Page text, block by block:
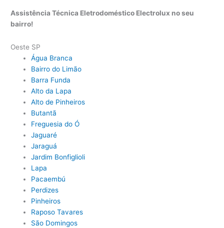
Assistência Técnica Eletrodoméstico Electrolux no seu
bairro!
Oeste SP
Água Branca
Bairro do Limão
Barra Funda
Alto da Lapa
Alto de Pinheiros
Butantã
Freguesia do Ó
Jaguaré
Jaraguá
Jardim Bonfiglioli
Lapa
Pacaembú
Perdizes
Pinheiros
Raposo Tavares
São Domingos